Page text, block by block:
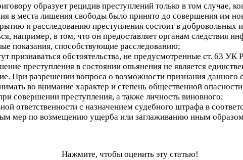
образует рецидив преступлений только в том случае,
в места лишения свободы было принято до совершения им
и расследованию преступления состоит в добровольных
например, в том, что он предоставляет органам следствия
показания, способствующие расследованию;
признаваться обстоятельства, не предусмотренные ст. 63 УК
преступления в состоянии опьянения не является
При разрешении вопроса о возможности признания
во внимание характер и степень общественной
совершении преступления, а также личность виновного;
ответственности с назначением судебного штрафа в
мер по возмещению ущерба или заглаживанию иным
Нажмите, чтобы оценить эту статью!